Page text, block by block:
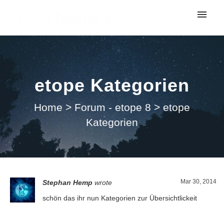
My tickets
Submit ticket
Login etope Kategorien
Home > Forum - etope 8 > etope
Kategorien
Mar 30, 2014
Stephan Hemp wrote
schön das ihr nun Kategorien zur Übersichtlickeit